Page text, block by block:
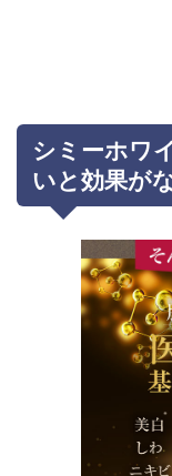
シミーホワ
いと効果が